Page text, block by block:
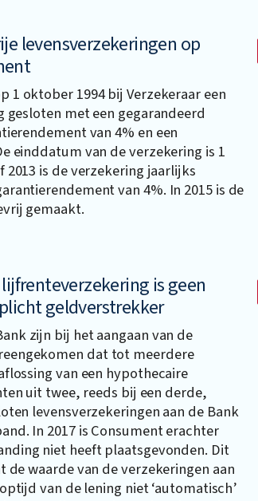
levensverzekeringen op
1 oktober 1994 bij Verzekeraar een
met een gegarandeerd
van 4% en een
einddatum van de verzekering is 1
2013 is de verzekering jaarlijks
van 4%. In 2015 is de
gemaakt.
is geen
geldverstrekker
zijn bij het aangaan van de
dat tot meerdere
van een hypothecaire
uit twee, reeds bij een derde,
levensverzekeringen aan de Bank
In 2017 is Consument erachter
niet heeft plaatsgevonden. Dit
waarde van de verzekeringen aan
van de lening niet ‘automatisch’